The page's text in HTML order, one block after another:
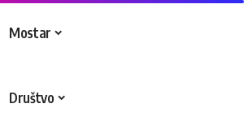
Mostar
Društvo